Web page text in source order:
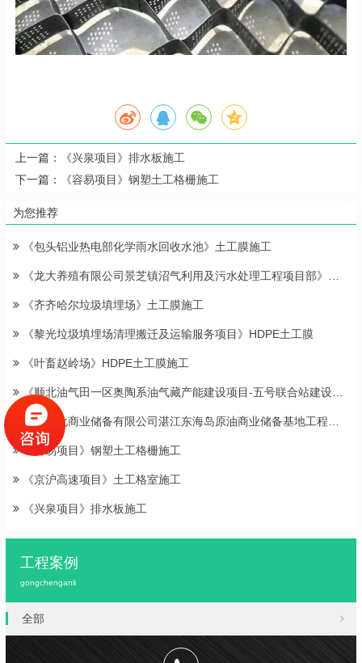
上一篇：
《兴泉项目》排水板施工
下一篇：
《容易项目》钢塑土工格栅施工
为您推荐
《包头铝业热电部化学雨水回收水池》土工膜施工
《龙大养殖有限公司景芝镇沼气利用及污水处理工程项目部》土工膜施工
《齐齐哈尔垃圾填埋场》土工膜施工
《黎光垃圾填埋场清理搬迁及运输服务项目》HDPE土工膜
《叶畜赵岭场》HDPE土工膜施工
《顺北油气田一区奥陶系油气藏产能建设项目-五号联合站建设工程》土工膜施工
《中石化商业储备有限公司湛江东海岛原油商业储备基地工程项目》土工膜施工
《容易项目》钢塑土工格栅施工
《京沪高速项目》土工格室施工
《兴泉项目》排水板施工
工程案例
gongchenganli
全部